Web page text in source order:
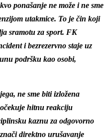
ponašanje ne može i ne sme
utakmice. To je čin koji
sramotu za sport. FK
i bezrezervno staje uz
podršku kao osobi,
ne sme biti izložena
hitnu reakciju
kaznu za odgovorno
direktno urušavanje